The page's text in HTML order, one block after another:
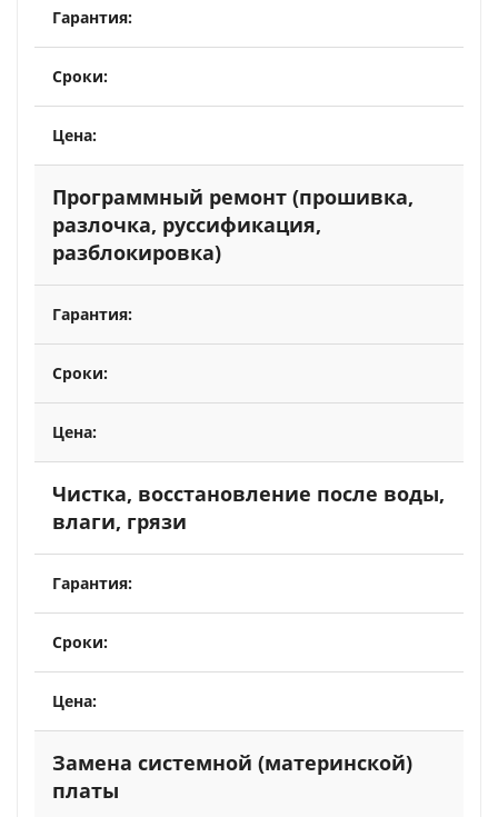
Программный ремонт (прошивка,
разлочка, руссификация,
разблокировка)
Чистка, восстановление после воды,
влаги, грязи
Замена системной (материнской)
платы